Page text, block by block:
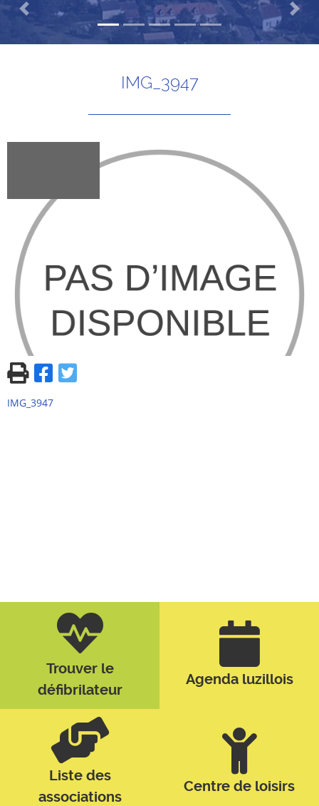
Previous Next
IMG_3947
IMG_3947
Trouver le
défibrilateur
Agenda luzillois
Liste des
associations
Centre de loisirs